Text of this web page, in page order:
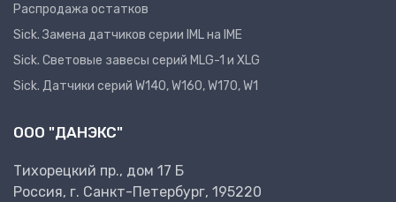
Распродажа остатков
Sick. Замена датчиков серии IML на IME
Sick. Световые завесы серий MLG-1 и XLG
Sick. Датчики серий W140, W160, W170, W1
ООО "ДАНЭКС"
Тихорецкий пр., дом 17 Б
Россия, г. Санкт-Петербург, 195220